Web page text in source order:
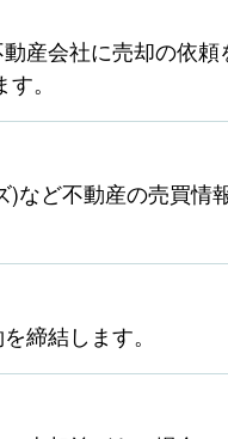
産会社に売却の依
。
など不動産の売買情
締結します。